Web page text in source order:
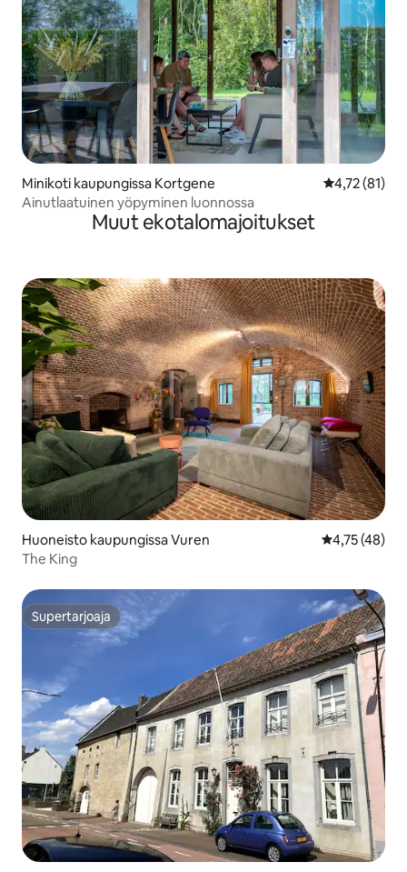
Minikoti kaupungissa Kortgene
4,72 (81)
Ainutlaatuinen yöpyminen luonnossa
Muut ekotalomajoitukset
Huoneisto kaupungissa Vuren
4,75 (48)
The King
Supertarjoaja
Supertarjoaja